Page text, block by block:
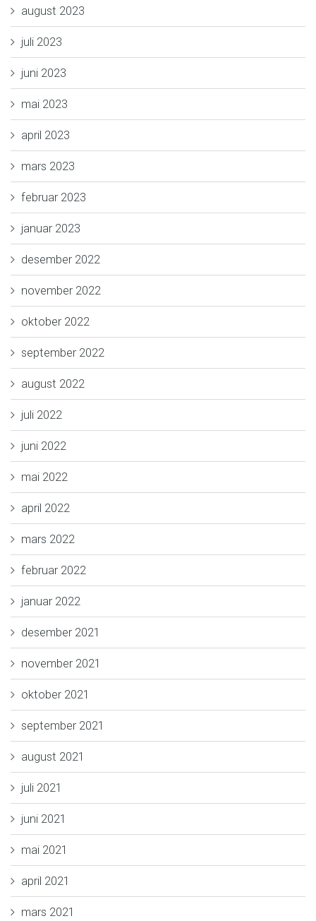
august 2023
juli 2023
juni 2023
mai 2023
april 2023
mars 2023
februar 2023
januar 2023
desember 2022
november 2022
oktober 2022
september 2022
august 2022
juli 2022
juni 2022
mai 2022
april 2022
mars 2022
februar 2022
januar 2022
desember 2021
november 2021
oktober 2021
september 2021
august 2021
juli 2021
juni 2021
mai 2021
april 2021
mars 2021